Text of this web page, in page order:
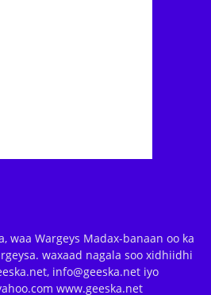
waa Wargeys Madax-banaan oo ka
waxaad nagala soo xidhiidhi
info@geeska.net iyo
www.geeska.net